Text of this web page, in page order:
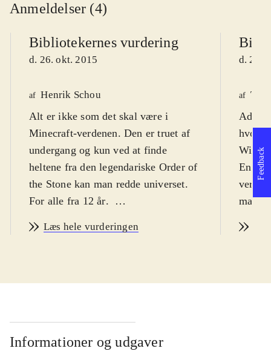
Anmeldelser (4)
Bibliotekernes vurdering
d. 26. okt. 2015
af Henrik Schou
Alt er ikke som det skal være i
Minecraft-verdenen. Den er truet af
undergang og kun ved at finde
heltene fra den legendariske Order of
the Stone kan man redde universet.
For alle fra 12 år.
"byg selv" spil som Minecraft, men
resten frigives løbende). Spillet
universet, komplet med den
firkantede grafik og masser af
Læs hele vurderingen
d. 26.
af
hvor
En
man
fra en
redde
Informationer og udgaver
Feedback